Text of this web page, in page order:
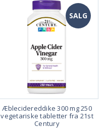
SALG
Æblecidereddike 300 mg 250
vegetariske tabletter fra 21st
Century